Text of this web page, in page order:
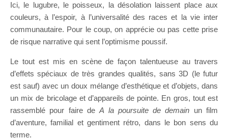
Ici, le lugubre, le poisseux, la désolation laissent place aux
couleurs, à l’espoir, à l’universalité des races et la vie inter
communautaire. Pour le coup, on apprécie ou pas cette prise
de risque narrative qui sent l’optimisme poussif.
Le tout est mis en scène de façon talentueuse au travers
d’effets spéciaux de très grandes qualités, sans 3D (le futur
est sauf) avec un doux mélange d’esthétique et d’objets, dans
un mix de bricolage et d’appareils de pointe. En gros, tout est
rassemblé pour faire deA la poursuite de demain un film
d’aventure, familial et gentiment rétro, dans le bon sens du
terme.